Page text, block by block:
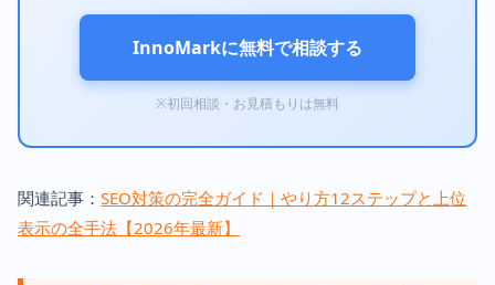
InnoMarkに無料で相談する
※初回相談・お見積もりは無料
関連記事： SEO対策の完全ガイド｜やり方12ステップと上位
表示の全手法【2026年最新】